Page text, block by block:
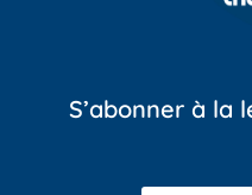
S’abonner à la